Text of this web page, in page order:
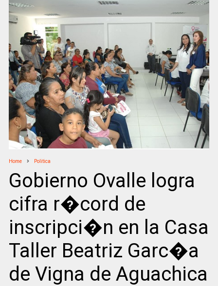
Home Politica
Gobierno Ovalle logra
cifra r�cord de
inscripci�n en la Casa
Taller Beatriz Garc�a
de Vigna de Aguachica